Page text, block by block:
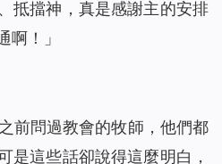
抵擋神，真是感謝主的安排
啊！」
前問過教會的牧師，他們都
是這些話卻說得這麼明白，